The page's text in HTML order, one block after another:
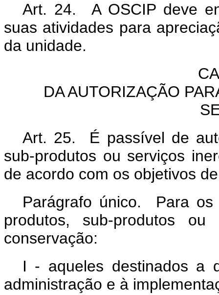
Art. 24. A OSCIP deve
suas atividades para
da unidade.
DA AUTORIZAÇÃO
Art. 25. É passível de
sub-produtos ou serviços
de acordo com os objetivos
Parágrafo único. Para os
produtos, sub-produtos
conservação:
I - aqueles destinados a
administração e à